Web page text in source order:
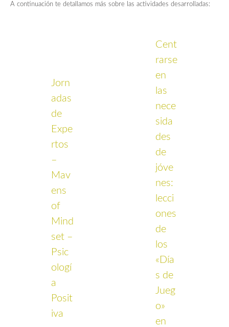
A continuación te detallamos más sobre las actividades desarrolladas:
Jorn
adas
de
Expe
rtos
–
Mav
ens
of
Mind
set –
Psic
ologí
a
Posit
iva
Cent
rarse
en
las
nece
sida
des
de
jóve
nes:
lecci
ones
de
los
«Día
s de
Jueg
o»
en